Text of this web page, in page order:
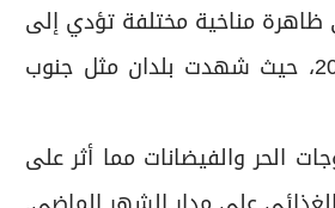
مناخية مختلفة تؤدي إلى
ارتفاع درجات الحرارة واضطراب الأمطار في قارات العالم - وذلك في الفترة 2023 - 2024، حيث شهدت بلدان مثل جنوب
الحر والفيضانات مما أثر على